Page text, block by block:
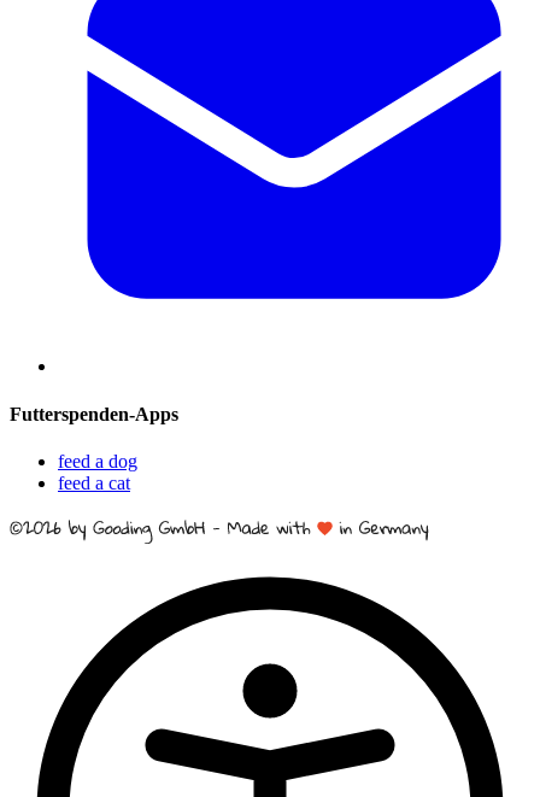
Futterspenden-Apps
feed a dog
feed a cat